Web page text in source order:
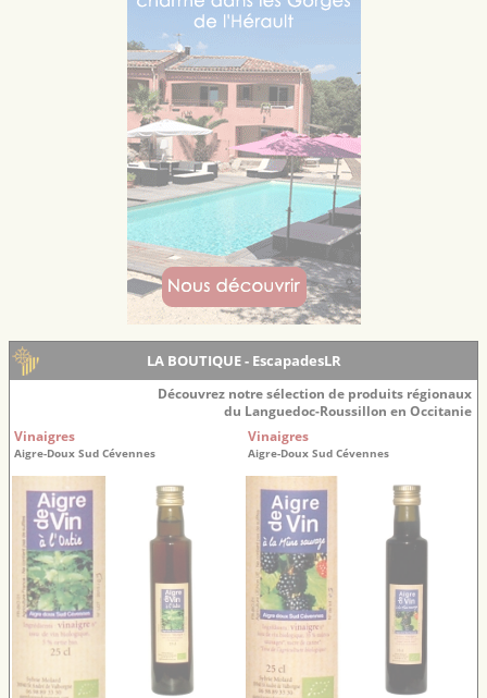
LA BOUTIQUE - EscapadesLR
Découvrez notre sélection de produits régionaux
du Languedoc-Roussillon en Occitanie
Vinaigres
Aigre-Doux Sud Cévennes
Vinaigres
Aigre-Doux Sud Cévennes